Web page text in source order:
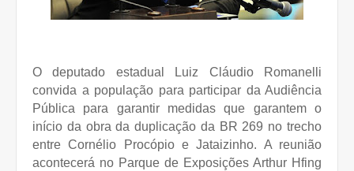
O deputado estadual Luiz Cláudio Romanelli
convida a população para participar da Audiência
Pública para garantir medidas que garantem o
início da obra da duplicação da BR 269 no trecho
entre Cornélio Procópio e Jataizinho. A reunião
acontecerá no Parque de Exposições Arthur Hfing